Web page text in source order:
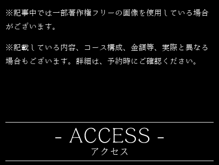
※記事中では一部著作権フリーの画像を使用している場合
がございます。
※記載している内容、コース構成、金額等、実際と異なる
場合もございます。詳細は、予約時にご確認ください。